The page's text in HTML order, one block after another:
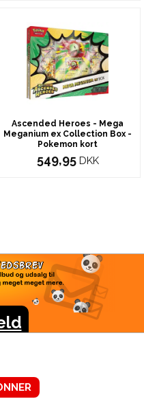
Ascended Heroes - Mega
Meganium ex Collection Box -
Pokemon kort
549,95 DKK
VORES
alt fra tilbud og udsalg til
og meget meget mere.